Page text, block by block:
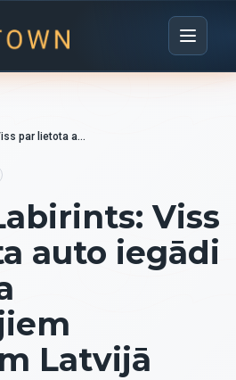
Likumu Labirints: Viss par lietota auto iegādi un līzinga juridiskajiem aspektiem Latvijā
Viss
auto iegādi
Latvijā